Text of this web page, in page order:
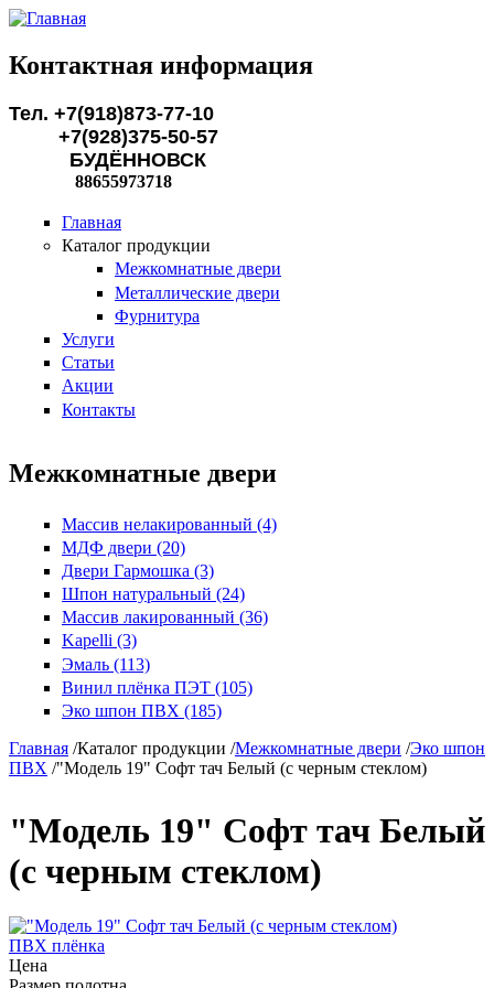
Перейти к основному содержанию
Контактная информация
Тел. +7(918)873-77-10
+7(928)375-50-57
БУДЁННОВСК
88655973718
Главная
Каталог продукции
Межкомнатные двери
Металлические двери
Фурнитура
Услуги
Статьи
Акции
Контакты
Межкомнатные двери
Массив нелакированный (4)
МДФ двери (20)
Двери Гармошка (3)
Шпон натуральный (24)
Массив лакированный (36)
Kapelli (3)
Эмаль (113)
Винил плёнка ПЭТ (105)
Эко шпон ПВХ (185)
Главная /Каталог продукции /Межкомнатные двери /Эко шпон
ПВХ /"Модель 19" Софт тач Белый (с черным стеклом)
"Модель 19" Софт тач Белый
(с черным стеклом)
ПВХ плёнка
Цена